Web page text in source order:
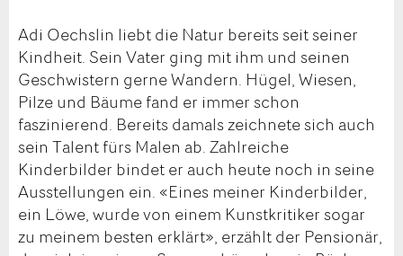
Adi Oechslin liebt die Natur bereits seit seiner
Kindheit. Sein Vater ging mit ihm und seinen
Geschwistern gerne Wandern. Hügel, Wiesen,
Pilze und Bäume fand er immer schon
faszinierend. Bereits damals zeichnete sich auch
sein Talent fürs Malen ab. Zahlreiche
Kinderbilder bindet er auch heute noch in seine
Ausstellungen ein. «Eines meiner Kinderbilder,
ein Löwe, wurde von einem Kunstkritiker sogar
zu meinem besten erklärt», erzählt der Pensionär,